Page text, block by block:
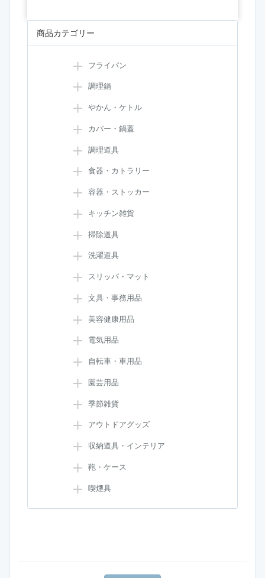
商品カテゴリー
フライパン
調理鍋
やかん・ケトル
カバー・鍋蓋
調理道具
食器・カトラリー
容器・ストッカー
キッチン雑貨
掃除道具
洗濯道具
スリッパ・マット
文具・事務用品
美容健康用品
電気用品
自転車・車用品
園芸用品
季節雑貨
アウトドアグッズ
収納道具・インテリア
鞄・ケース
喫煙具